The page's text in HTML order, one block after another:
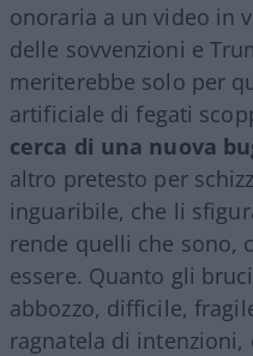
onoraria a un video in
delle sovvenzioni e
meriterebbe solo per
artificiale di fegati
cerca di una nuova
altro pretesto per
inguaribile, che li
rende quelli che sono,
essere. Quanto gli
abbozzo, difficile,
ragnatela di